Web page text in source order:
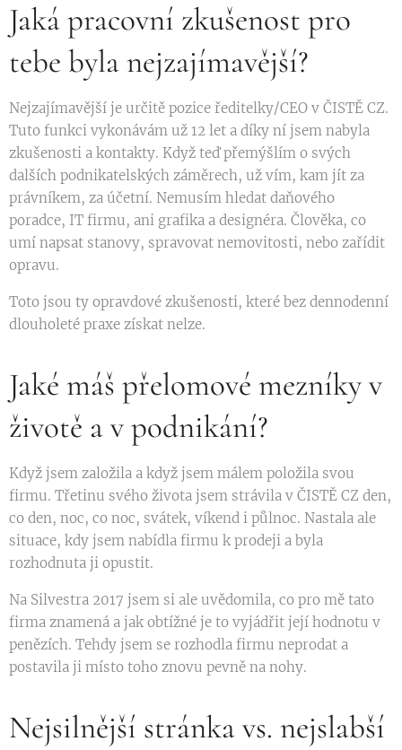
Jaká pracovní zkušenost pro
tebe byla nejzajímavější?
Nejzajímavější je určitě pozice ředitelky/CEO v ČISTĚ CZ.
Tuto funkci vykonávám už 12 let a díky ní jsem nabyla
zkušenosti a kontakty. Když teď přemýšlím o svých
dalších podnikatelských záměrech, už vím, kam jít za
právníkem, za účetní. Nemusím hledat daňového
poradce, IT firmu, ani grafika a designéra. Člověka, co
umí napsat stanovy, spravovat nemovitosti, nebo zařídit
opravu.
Toto jsou ty opravdové zkušenosti, které bez dennodenní
dlouholeté praxe získat nelze.
Jaké máš přelomové mezníky v
životě a v podnikání?
Když jsem založila a když jsem málem položila svou
firmu. Třetinu svého života jsem strávila v ČISTĚ CZ den,
co den, noc, co noc, svátek, víkend i půlnoc. Nastala ale
situace, kdy jsem nabídla firmu k prodeji a byla
rozhodnuta ji opustit.
Na Silvestra 2017 jsem si ale uvědomila, co pro mě tato
firma znamená a jak obtížné je to vyjádřit její hodnotu v
penězích. Tehdy jsem se rozhodla firmu neprodat a
postavila ji místo toho znovu pevně na nohy.
Nejsilnější stránka vs. nejslabší